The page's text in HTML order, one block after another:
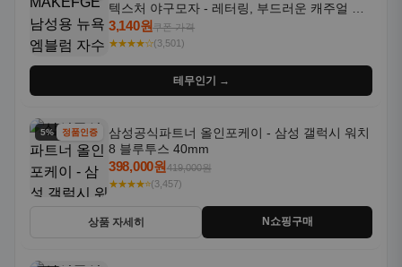
텍스처 야구모자 - 레터링, 부드러운 캐주얼 모
자, NYC 스타일
3,140원쿠폰 가격
★★★★☆(3,501)
테무인기 →
5% 할인정품인증
삼성공식파트너 올인포케이 - 삼성 갤럭시 워치
8 블루투스 40mm
398,000원419,000원
★★★★⭐(3,457)
상품 자세히 N쇼핑구매